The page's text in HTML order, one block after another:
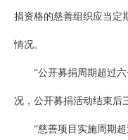
捐资格的慈善组织应当定
情况。
“公开募捐周期超过
况，公开募捐活动结束后
“慈善项目实施周期